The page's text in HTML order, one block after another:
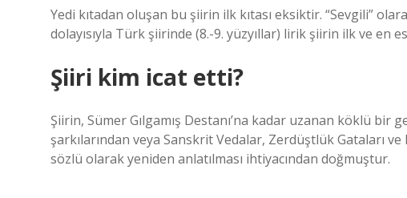
Yedi kıtadan oluşan bu şiirin ilk kıtası eksiktir. “Sevgili”
dolayısıyla Türk şiirinde (8.-9. yüzyıllar) lirik şiirin ilk ve en
Şiiri kim icat etti?
Şiirin, Sümer Gılgamış Destanı’na kadar uzanan köklü bir
şarkılarından veya Sanskrit Vedalar, Zerdüştlük Gataları ve
sözlü olarak yeniden anlatılması ihtiyacından doğmuştur.